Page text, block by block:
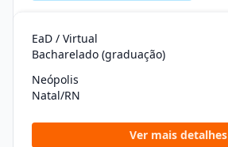
EaD / Virtual
Bacharelado (graduação)
Neópolis
Natal/RN
Ver mais detalhes